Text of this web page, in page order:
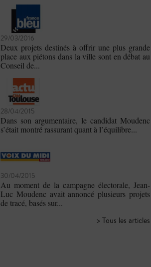
29/03/2016
Deux projets destinés à offrir une plus grande
place aux piétons dans la ville sont en débat au
Conseil de...
28/04/2015
Dans son argumentaire, le candidat Moudenc
s’était montré rassurant quant à l’équilibre...
30/04/2015
Au moment de la campagne électorale, Jean-
Luc Moudenc avait annoncé plusieurs projets
de tracé, basés sur...
> Tous les articles